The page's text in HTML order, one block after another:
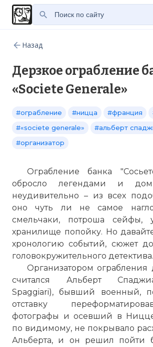
Назад
Дерзкое ограбление
«Societe Generale»
#ограбление #ницца #франция
#«societe generale»
#альберт
#организатор
Ограбление банка
обросло легендами и
неудивительно – из всех
оно чуть ли не самое
смельчаки, потроша сейфы,
хранилище попойку. Но
хронологию событий, сюжет
головокружительного детектива.
Организатором ограбления
считался Альберт
Spaggiari), бывший военный,
отставку
фотографы и осевший в
по видимому, не покрывало
Альберта, и он решил пойти